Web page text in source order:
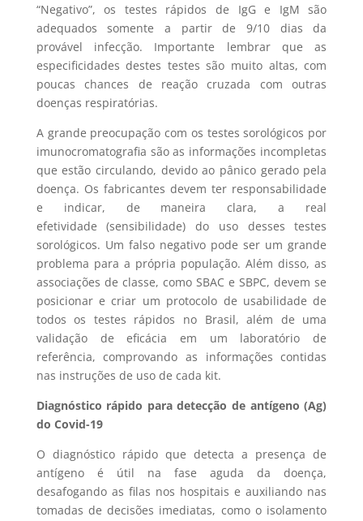
“Negativo”, os testes rápidos de IgG e IgM são
adequados somente a partir de 9/10 dias da
provável infecção. Importante lembrar que as
especificidades destes testes são muito altas, com
poucas chances de reação cruzada com outras
doenças respiratórias.
A grande preocupação com os testes sorológicos por
imunocromatografia são as informações incompletas
que estão circulando, devido ao pânico gerado pela
doença. Os fabricantes devem ter responsabilidade
e indicar, de maneira clara, a real
efetividade (sensibilidade) do uso desses testes
sorológicos. Um falso negativo pode ser um grande
problema para a própria população. Além disso, as
associações de classe, como SBAC e SBPC, devem se
posicionar e criar um protocolo de usabilidade de
todos os testes rápidos no Brasil, além de uma
validação de eficácia em um laboratório de
referência, comprovando as informações contidas
nas instruções de uso de cada kit.
Diagnóstico rápido para detecção de antígeno (Ag)
do Covid-19
O diagnóstico rápido que detecta a presença de
antígeno é útil na fase aguda da doença,
desafogando as filas nos hospitais e auxiliando nas
tomadas de decisões imediatas, como o isolamento